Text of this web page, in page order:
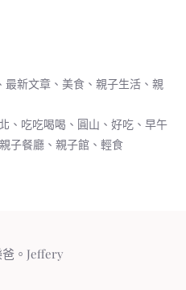
最新文章 、美食 、親子生活 、親
、 吃吃喝喝 、 圓山 、好吃 、早午
親子餐廳 、 親子館 、 輕食
。Jeffery